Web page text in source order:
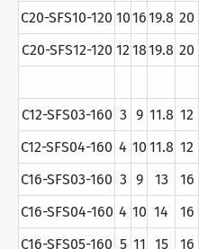
C20-SFS10-120 101619.8 20
C20-SFS12-120 12 1819.8 20
C12-SFS03-160 3 9 11.8 12
C12-SFS04-160 4 10 11.8 12
C16-SFS03-160 3 9 13 16
C16-SFS04-160 4 10 14 16
C16-SFS05-160 5 11 15 16